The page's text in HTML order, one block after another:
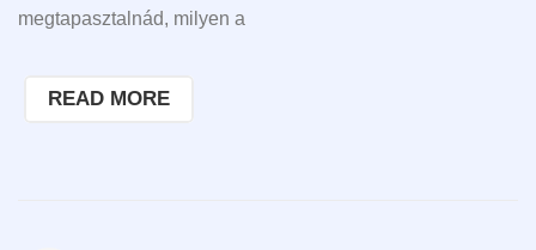
megtapasztalnád, milyen a
READ MORE